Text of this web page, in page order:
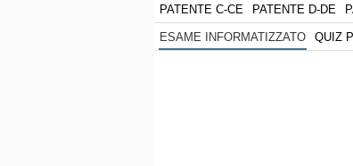
PATENTE C-CE PATENTE D-DE
ESAME INFORMATIZZATO QUIZ